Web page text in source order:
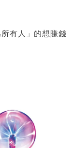
有人」的想賺錢